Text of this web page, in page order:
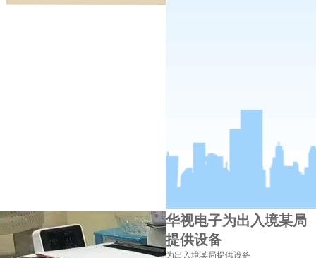
华视电子为出入境某局
提供设备
为出入境某局提供设备